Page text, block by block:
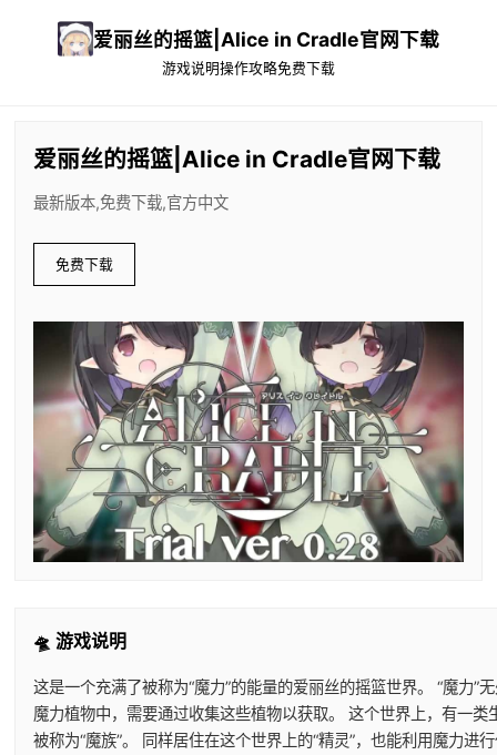
爱丽丝的摇篮|Alice in Cradle官网下载
游戏说明操作攻略免费下载
爱丽丝的摇篮|Alice in Cradle官网下载
最新版本,免费下载,官方中文
免费下载
🛸 游戏说明
这是一个充满了被称为“魔力”的能量的爱丽丝的摇篮世界。 “魔力
魔力植物中，需要通过收集这些植物以获取。 这个世界上，有一
被称为“魔族”。 同样居住在这个世界上的“精灵”，也能利用魔力